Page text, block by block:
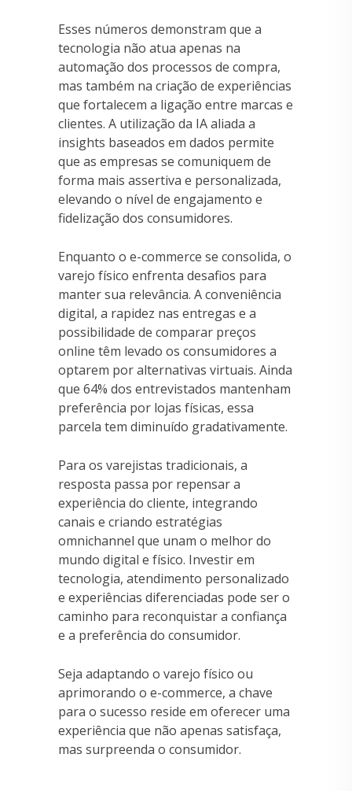
Esses números demonstram que a
tecnologia não atua apenas na
automação dos processos de compra,
mas também na criação de experiências
que fortalecem a ligação entre marcas e
clientes. A utilização da IA aliada a
insights baseados em dados permite
que as empresas se comuniquem de
forma mais assertiva e personalizada,
elevando o nível de engajamento e
fidelização dos consumidores.
Enquanto o e-commerce se consolida, o
varejo físico enfrenta desafios para
manter sua relevância. A conveniência
digital, a rapidez nas entregas e a
possibilidade de comparar preços
online têm levado os consumidores a
optarem por alternativas virtuais. Ainda
que 64% dos entrevistados mantenham
preferência por lojas físicas, essa
parcela tem diminuído gradativamente.
Para os varejistas tradicionais, a
resposta passa por repensar a
experiência do cliente, integrando
canais e criando estratégias
omnichannel que unam o melhor do
mundo digital e físico. Investir em
tecnologia, atendimento personalizado
e experiências diferenciadas pode ser o
caminho para reconquistar a confiança
e a preferência do consumidor.
Seja adaptando o varejo físico ou
aprimorando o e-commerce, a chave
para o sucesso reside em oferecer uma
experiência que não apenas satisfaça,
mas surpreenda o consumidor.